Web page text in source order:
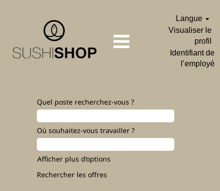
Langue
Visualiser le
profil
Identifiant de
l’employé
Quel poste recherchez-vous ?
Où souhaitez-vous travailler ?
Afficher plus d’options